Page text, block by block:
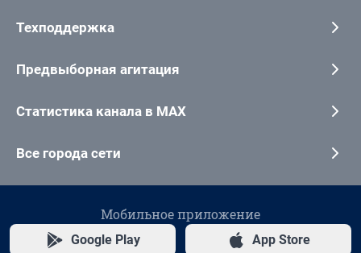
Техподдержка
Предвыборная агитация
Статистика канала в MAX
Все города сети
Мобильное приложение
Google Play App Store